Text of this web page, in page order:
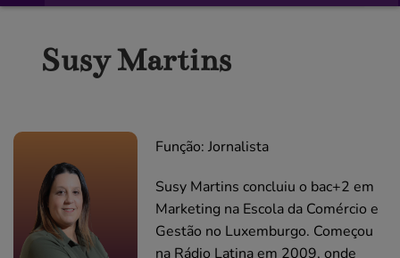
Susy Martins
Função: Jornalista
Susy Martins concluiu o bac+2 em
Marketing na Escola da Comércio e
Gestão no Luxemburgo. Começou
na Rádio Latina em 2009, onde